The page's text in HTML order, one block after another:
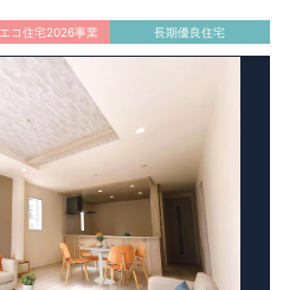
徒歩4分 ・マルエツ 徒歩5分・ダ
面スペース （オープンサニタリー
主寝室にはウォークインクローゼッ
（有償）を設けることで、
取りです。
コ住宅2026事業 長期優良住宅